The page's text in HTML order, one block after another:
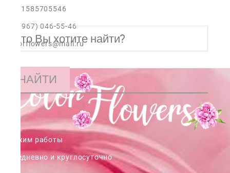
+971585705546
+7 (967) 046-55-46
colorflowers@mail.ru
Режим работы
ежедневно и круглосуточно
НАЙТИ